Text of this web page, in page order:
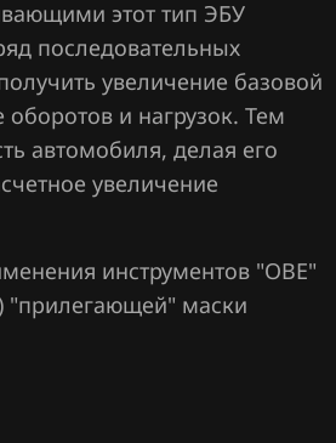
этот тип ЭБУ
последовательных
увеличение базовой
и нагрузок. Тем
автомобиля, делая его
увеличение
инструментов "OBE"
"прилегающей" маски